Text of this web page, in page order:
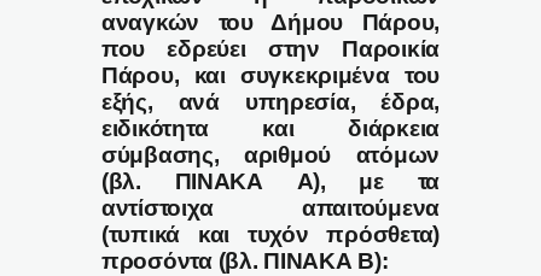
αναγκών του Δήμου Πάρου,
που εδρεύει στην Παροικία
Πάρου, και συγκεκριμένα του
εξής, ανά υπηρεσία, έδρα,
ειδικότητα και διάρκεια
σύμβασης, αριθμού ατόμων
(βλ. ΠΙΝΑΚΑ Α), με τα
αντίστοιχα απαιτούμενα
(τυπικά και τυχόν πρόσθετα)
προσόντα (βλ. ΠΙΝΑΚΑ Β):